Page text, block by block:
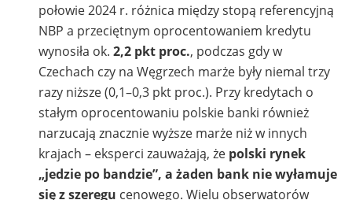
połowie 2024 r. różnica między stopą referencyjną
NBP a przeciętnym oprocentowaniem kredytu
wynosiła ok.2,2 pkt proc., podczas gdy w
Czechach czy na Węgrzech marże były niemal trzy
razy niższe (0,1–0,3 pkt proc.). Przy kredytach o
stałym oprocentowaniu polskie banki również
narzucają znacznie wyższe marże niż w innych
krajach – eksperci zauważają, że polski rynek
„jedzie po bandzie”, a żaden bank nie wyłamuje
się z szeregu cenowego. Wielu obserwatorów